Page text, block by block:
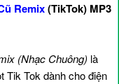
Remix(TikTok) MP3
(Nhạc Chuông) là
Tik Tok dành cho điện